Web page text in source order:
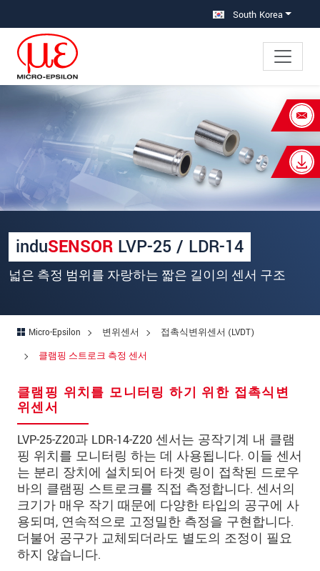
South Korea
induSENSOR LVP-25 / LDR-14
넓은 측정 범위를 자랑하는 짧은 길이의 센서 구조
Micro-Epsilon 변위센서
접촉식변위센서 (LVDT)
클램핑 스트로크 측정 센서
클램핑 위치를 모니터링 하기 위한 접촉식변
위센서
LVP-25-Z20과 LDR-14-Z20 센서는 공작기계 내 클램
핑 위치를 모니터링 하는 데 사용됩니다. 이들 센서
는 분리 장치에 설치되어 타겟 링이 접착된 드로우
바의 클램핑 스트로크를 직접 측정합니다. 센서의
크기가 매우 작기 때문에 다양한 타입의 공구에 사
용되며, 연속적으로 고정밀한 측정을 구현합니다.
더불어 공구가 교체되더라도 별도의 조정이 필요
하지 않습니다.
×
Your request for: 클램핑 스트로크 측
정 센서
성명*
우편번호
국가*
연락처
E-Mail*
문의 내용
* 필수 항목
당사는 개인 정보 보호를 최우선으로 생각합니다.
자세한 내용은개인정보처리방침을 참고하시기
바랍니다.